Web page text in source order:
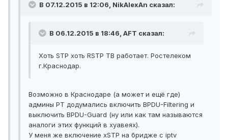
В 07.12.2015 в 12:06, NikAlexAn сказал:
В 06.12.2015 в 18:46, AFT сказал:
Хоть STP хоть RSTP ТВ работает. Ростелеком
г.Краснодар.
Возможно в Краснодаре (а может и ещё где)
админы РТ додумались включить BPDU-Filtering и
выключить BPDU-Guard (ну или как там называются
аналоги этих функций в хуавеях).
У меня же включение xSTP на бридже с iptv